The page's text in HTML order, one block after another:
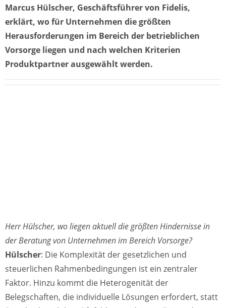
Marcus Hülscher, Geschäftsführer von Fidelis,
erklärt, wo für Unternehmen die größten
Herausforderungen im Bereich der betrieblichen
Vorsorge liegen und nach welchen Kriterien
Produktpartner ausgewählt werden.
Herr Hülscher, wo liegen aktuell die größten Hindernisse in
der Beratung von Unternehmen im Bereich Vorsorge?
Hülscher: Die Komplexität der gesetzlichen und
steuerlichen Rahmenbedingungen ist ein zentraler
Faktor. Hinzu kommt die Heterogenität der
Belegschaften, die individuelle Lösungen erfordert, statt